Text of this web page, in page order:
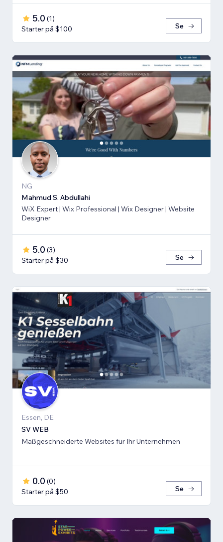
5.0 (1)
Starter på $100
Se
NG
Mahmud S. Abdullahi
WiX Expert | Wix Professional | Wix Designer | Website
Designer
5.0 (3)
Starter på $30
Se
Essen, DE
SV WEB
Maßgeschneiderte Websites für Ihr Unternehmen
0.0 (0)
Starter på $50
Se